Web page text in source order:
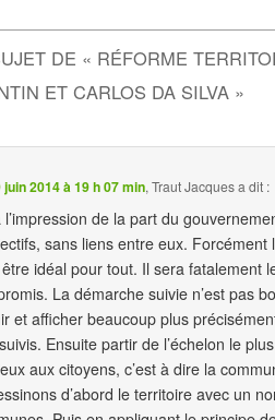
DE « RÉFORME
ET CARLOS DA SILVA »
juin 2014 à 19 h 07 min,Traut Jacquesa dit :
l’impression de la part du
sans liens entre eux.
idéal pour tout. Il sera fatalement
La démarche suivie n’est pas
et afficher beaucoup plus
Ensuite partir de l’échelon le
aux citoyens, c’est à dire la
d’abord le territoire avec un